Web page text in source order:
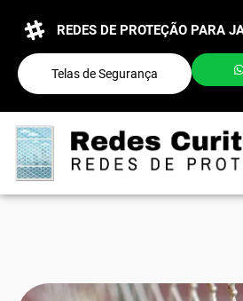
REDES DE PROTEÇÃO PARA
Telas de Segurança